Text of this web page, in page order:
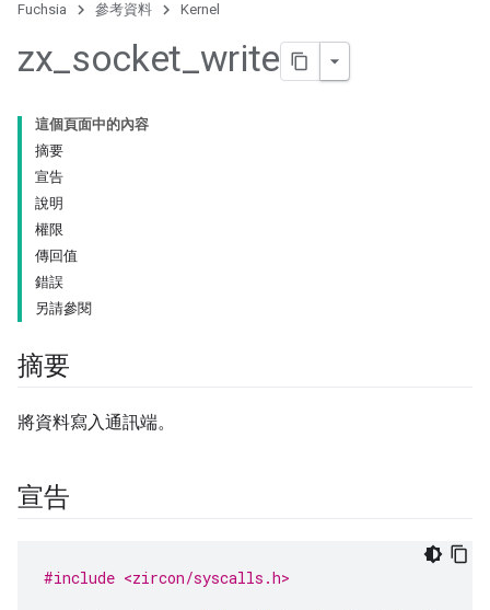
Fuchsia 參考資料 Kernel
zx_socket_write
這個頁面中的內容
摘要
宣告
說明
權限
傳回值
錯誤
另請參閱
摘要
將資料寫入通訊端。
宣告
#include <zircon/syscalls.h>